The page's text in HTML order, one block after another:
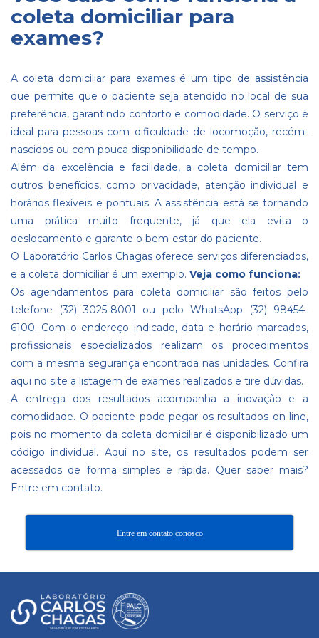
coleta domiciliar para
exames?
A coleta domiciliar para exames é um tipo de assistência
que permite que o paciente seja atendido no local de sua
preferência, garantindo conforto e comodidade. O serviço é
ideal para pessoas com dificuldade de locomoção, recém-
nascidos ou com pouca disponibilidade de tempo.
Além da excelência e facilidade, a coleta domiciliar tem
outros benefícios, como privacidade, atenção individual e
horários flexíveis e pontuais. A assistência está se tornando
uma prática muito frequente, já que ela evita o
deslocamento e garante o bem-estar do paciente.
O Laboratório Carlos Chagas oferece serviços diferenciados,
e a coleta domiciliar é um exemplo. Veja como funciona:
Os agendamentos para coleta domiciliar são feitos pelo
telefone (32) 3025-8001 ou pelo WhatsApp (32) 98454-
6100. Com o endereço indicado, data e horário marcados,
profissionais especializados realizam os procedimentos
com a mesma segurança encontrada nas unidades. Confira
aqui no site a listagem de exames realizados e tire dúvidas.
A entrega dos resultados acompanha a inovação e a
comodidade. O paciente pode pegar os resultados on-line,
pois no momento da coleta domiciliar é disponibilizado um
código individual. Aqui no site, os resultados podem ser
acessados de forma simples e rápida. Quer saber mais?
Entre em contato.
Entre em contato conosco